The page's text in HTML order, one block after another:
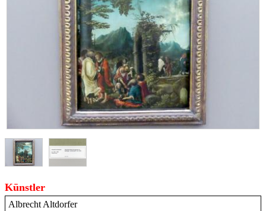
Künstler
Albrecht Altdorfer